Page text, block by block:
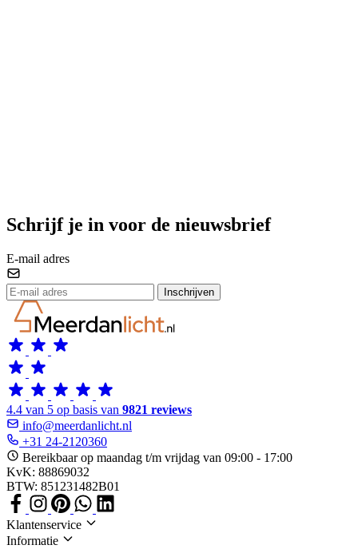
Schrijf je in voor de nieuwsbrief
E-mail adres
Inschrijven
4.4 van 5 op basis van 9821 reviews
info@meerdanlicht.nl
+31 24-2120360
Bereikbaar op maandag t/m vrijdag van 09:00 - 17:00
KvK: 88869032
BTW: 851231482B01
Klantenservice
Informatie